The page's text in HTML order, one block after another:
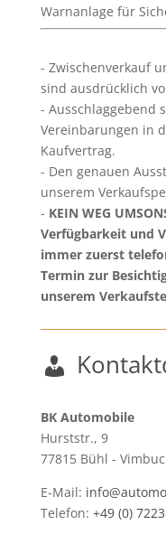
Warnanlage für
Zwischenverkauf
sind ausdrücklich
Ausschlaggebend
Vereinbarungen in
Kaufvertrag.
Den genauen
unserem
KEIN WEG
Verfügbarkeit und
immer zuerst
Termin zur
unserem
BK Automobile
Hurststr., 9
77815 Bühl -
E-Mail:
Telefon: +49 (0)